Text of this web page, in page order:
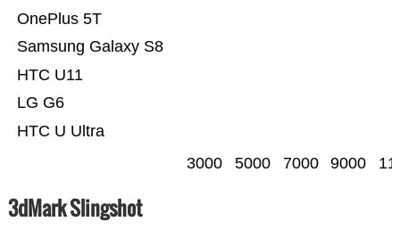
HTC U Ultra
LG G6
HTC U11
Samsung Galaxy S8
OnePlus 5T
3000 5000 7000 9000
3dMark Slingshot